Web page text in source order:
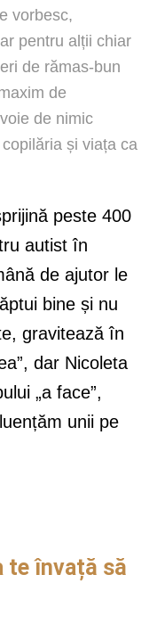
vorbesc,
pentru alții chiar
de rămas-bun
de
de nimic
și viața ca
peste 400
autist în
de ajutor le
bine și nu
gravitează în
dar Nicoleta
„a face”,
unii pe
te învață să